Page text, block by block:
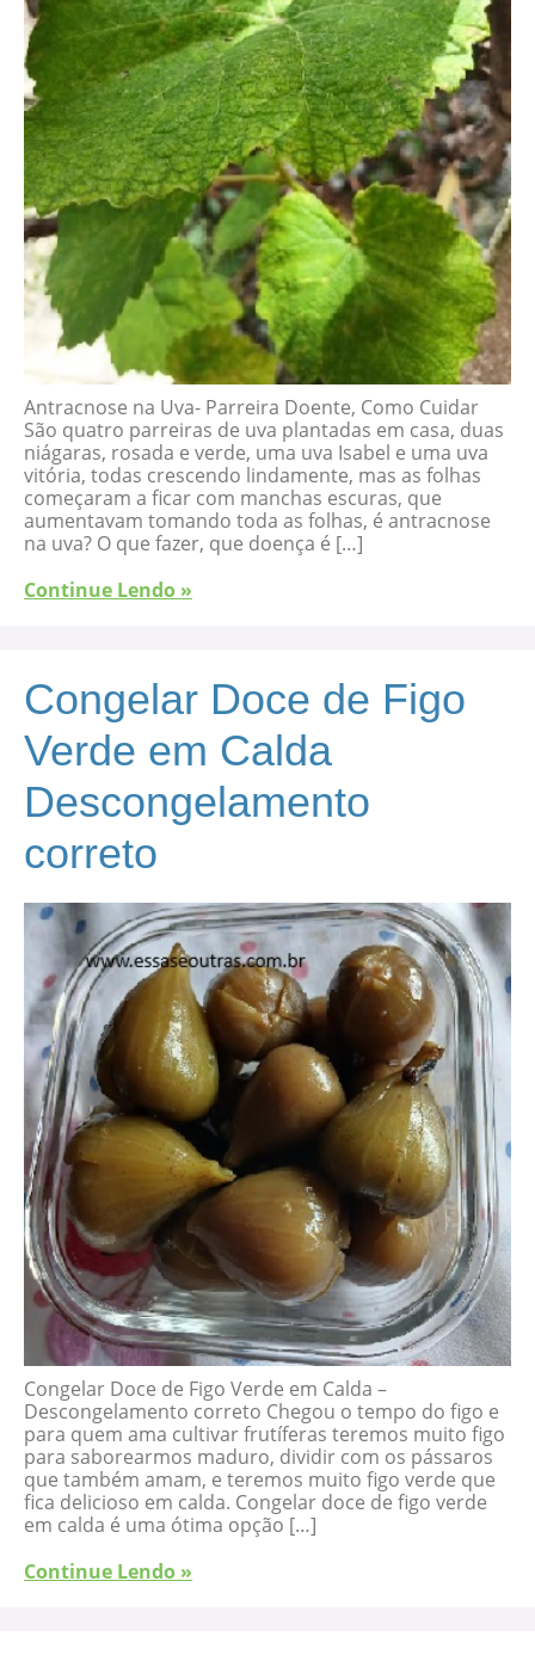
Antracnose na Uva- Parreira Doente, Como Cuidar
São quatro parreiras de uva plantadas em casa, duas
niágaras, rosada e verde, uma uva Isabel e uma uva
vitória, todas crescendo lindamente, mas as folhas
começaram a ficar com manchas escuras, que
aumentavam tomando toda as folhas, é antracnose
na uva? O que fazer, que doença é […]
Continue Lendo »
Congelar Doce de Figo
Verde em Calda
Descongelamento
correto
Congelar Doce de Figo Verde em Calda –
Descongelamento correto Chegou o tempo do figo e
para quem ama cultivar frutíferas teremos muito figo
para saborearmos maduro, dividir com os pássaros
que também amam, e teremos muito figo verde que
fica delicioso em calda. Congelar doce de figo verde
em calda é uma ótima opção […]
Continue Lendo »